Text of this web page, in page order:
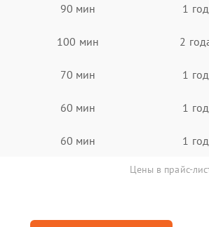
90 мин 1 год
100 мин 2
70 мин 1 год
60 мин 1 год
60 мин 1 год
Цены в прайс-